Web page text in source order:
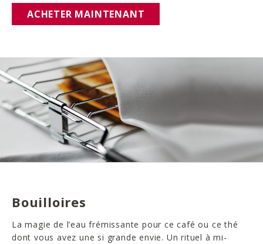
ACHETER MAINTENANT
Bouilloires
La magie de l’eau frémissante pour ce café ou ce thé
dont vous avez une si grande envie. Un rituel à mi-